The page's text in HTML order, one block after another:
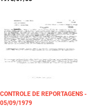
CONTROLE DE REPORTAGENS -
05/09/1979